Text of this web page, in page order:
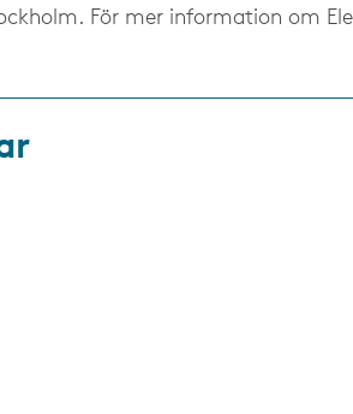
För mer information om